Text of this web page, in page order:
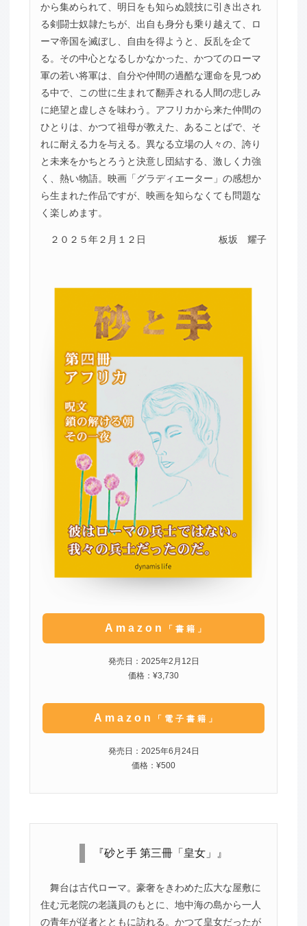
から集められて、明日をも知らぬ競技に引き出され
る剣闘士奴隷たちが、出自も身分も乗り越えて、ロ
ーマ帝国を滅ぼし、自由を得ようと、反乱を企て
る。その中心となるしかなかった、かつてのローマ
軍の若い将軍は、自分や仲間の過酷な運命を見つめ
る中で、この世に生まれて翻弄される人間の悲しみ
に絶望と虚しさを味わう。アフリカから来た仲間の
ひとりは、かつて祖母が教えた、あることばで、そ
れに耐える力を与える。異なる立場の人々の、誇り
と未来をかちとろうと決意し団結する、激しく力強
く、熱い物語。映画「グラディエーター」の感想か
ら生まれた作品ですが、映画を知らなくても問題な
く楽しめます。
２０２５年２月１２日 板坂 耀子
Amazon 「書籍」
発売日：2025年2月12日
価格：¥3,730
Amazon 「電子書籍」
発売日：2025年6月24日
価格：¥500
『砂と手 第三冊「皇女」』
舞台は古代ローマ。豪奢をきわめた広大な屋敷に
住む元老院の老議員のもとに、地中海の島から一人
の青年が従者とともに訪れる。かつて皇女だったが